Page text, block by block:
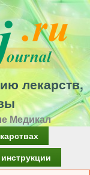
лекарств,
Медикал